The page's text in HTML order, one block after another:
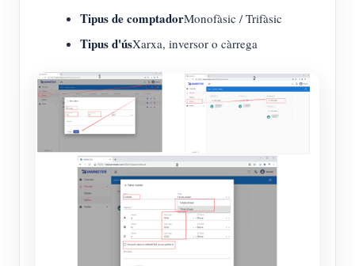
Tipus de comptadorMonofàsic / Trifàsic
Tipus d'úsXarxa, inversor o càrrega